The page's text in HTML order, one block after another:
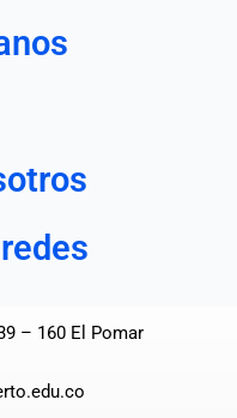
– 160 El Pomar